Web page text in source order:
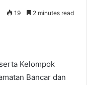
19 2 minutes read
Kelompok
Bancar dan